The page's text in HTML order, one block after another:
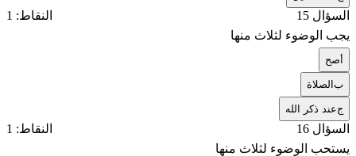
السؤال 15
النقاط: 1
يجب الوضوء لثلاث منها
صح
بالصلاة
جعند ذكر الله
السؤال 16
النقاط: 1
يستحب الوضوء لثلاث منها